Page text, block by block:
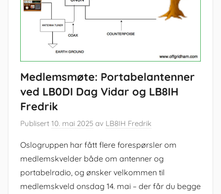
Medlemsmøte: Portabelantenner
ved LB0DI Dag Vidar og LB8IH
Fredrik
Publisert 10. mai 2025 av LB8IH Fredrik
Oslogruppen har fått flere forespørsler om
medlemskvelder både om antenner og
portabelradio, og ønsker velkommen til
medlemskveld onsdag 14. mai – der får du begge